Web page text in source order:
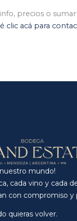
precios o
clic acá para
mundo!
cada vino y cada
con compromiso y
quieras volver.